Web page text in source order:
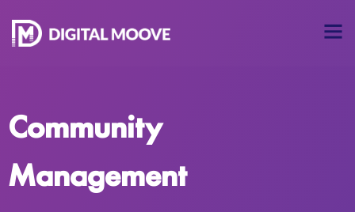
Community
Management